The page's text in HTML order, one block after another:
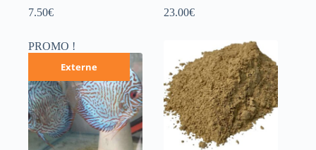
7.50€
23.00€
PROMO !
Externe